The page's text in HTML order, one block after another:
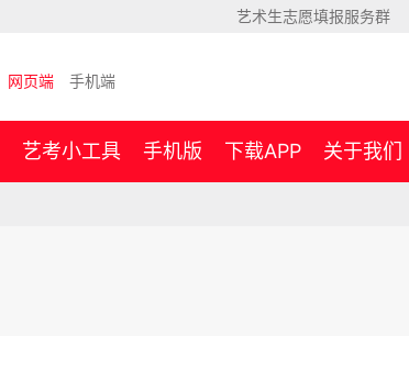
艺术生志愿填报服务群
网页端 手机端
艺考小工具 手机版 下载APP 关于我们